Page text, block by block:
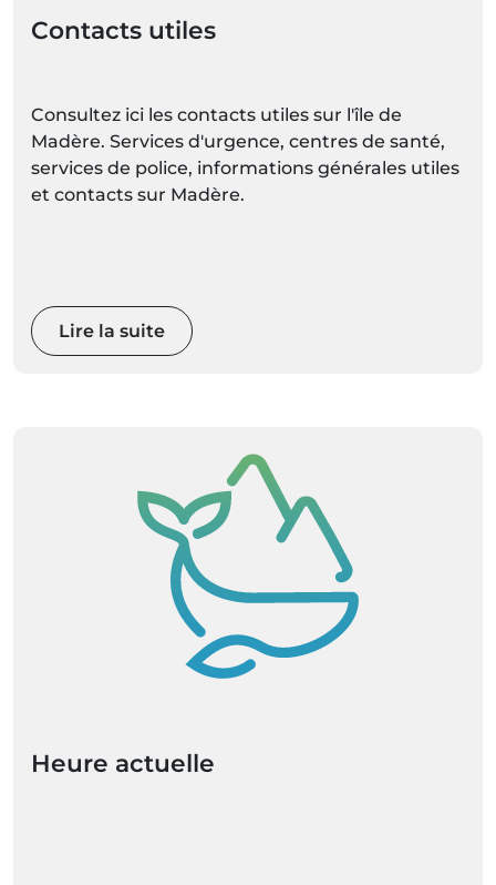
Contacts utiles
Consultez ici les contacts utiles sur l'île de
Madère. Services d'urgence, centres de santé,
services de police, informations générales utiles
et contacts sur Madère.
Lire la suite
Heure actuelle